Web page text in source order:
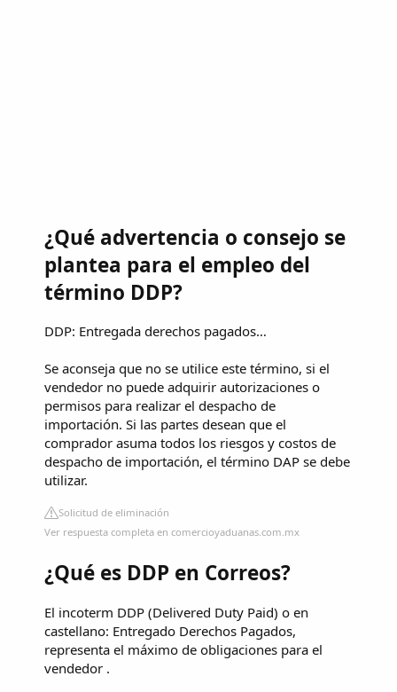
¿Qué advertencia o consejo se
plantea para el empleo del
término DDP?
DDP: Entregada derechos pagados…
Se aconseja que no se utilice este término, si el
vendedor no puede adquirir autorizaciones o
permisos para realizar el despacho de
importación. Si las partes desean que el
comprador asuma todos los riesgos y costos de
despacho de importación, el término DAP se debe
utilizar.
Solicitud de eliminación
Ver respuesta completa en comercioyaduanas.com.mx
¿Qué es DDP en Correos?
El incoterm DDP (Delivered Duty Paid) o en
castellano: Entregado Derechos Pagados,
representa el máximo de obligaciones para el
vendedor .